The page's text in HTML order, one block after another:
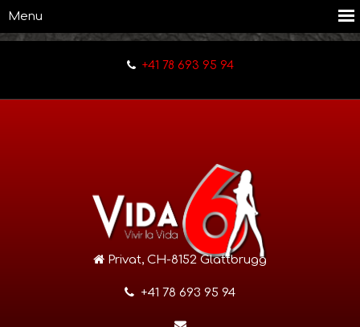
+41 78 693 95 94
Privat, CH-8152 Glattbrugg
+41 78 693 95 94